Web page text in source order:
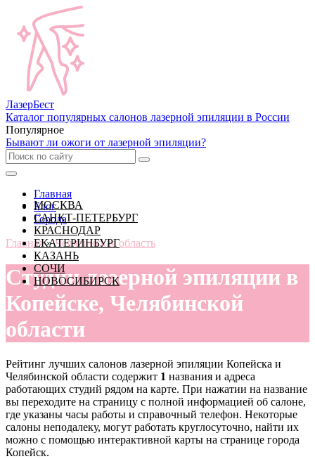
ЛазерБест
Каталог популярных салонов лазерной эпиляции в России
Популярное
Бывают ли ожоги от лазерной эпиляции?
МОСКВА
САНКТ-ПЕТЕРБУРГ
КРАСНОДАР
ЕКАТЕРИНБУРГ
КАЗАНЬ
СОЧИ
НОВОСИБИРСК
Главная
Блог
Города
Главная » Челябинская область
Студии лазерной эпиляции в
Копейске, Челябинской
области
Рейтинг лучших салонов лазерной эпиляции Копейска и
Челябинской области содержит 1 названия и адреса
работающих студий рядом на карте. При нажатии на название
вы переходите на страницу с полной информацией об салоне,
где указаны часы работы и справочный телефон. Некоторые
салоны неподалеку, могут работать круглосуточно, найти их
можно с помощью интерактивной карты на странице города
Копейск.